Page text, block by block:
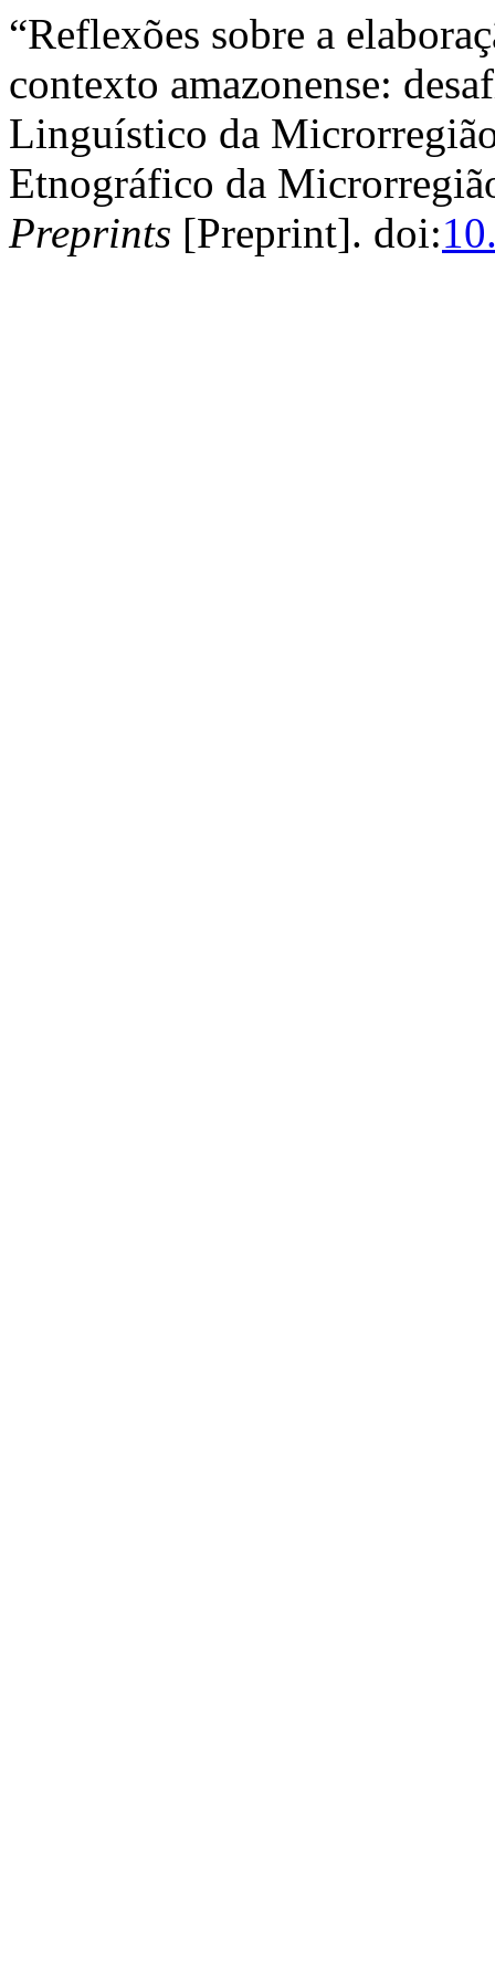
“Reflexões sobre a
contexto amazonense:
Linguístico da
Etnográfico da
Preprints [Preprint]. doi: